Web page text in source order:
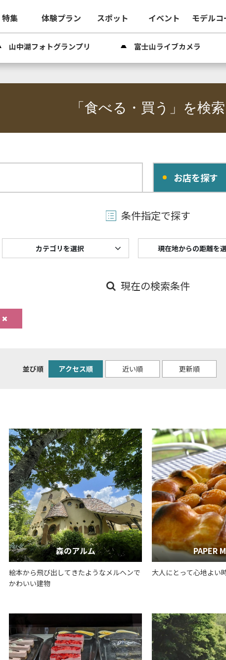
特集 体験プラン スポット イベント モデルコ
山中湖フォトグランプリ 富士山ライブカメラ
「食べる・買う」を検索
お店を探す
条件指定で探す
カテゴリを選択 現在地からの距離を
現在の検索条件
並び順 アクセス順 近い順 更新順
森のアルム
絵本から飛び出してきたようなメルヘンで
かわいい建物
PAPER
大人にとって心地よい